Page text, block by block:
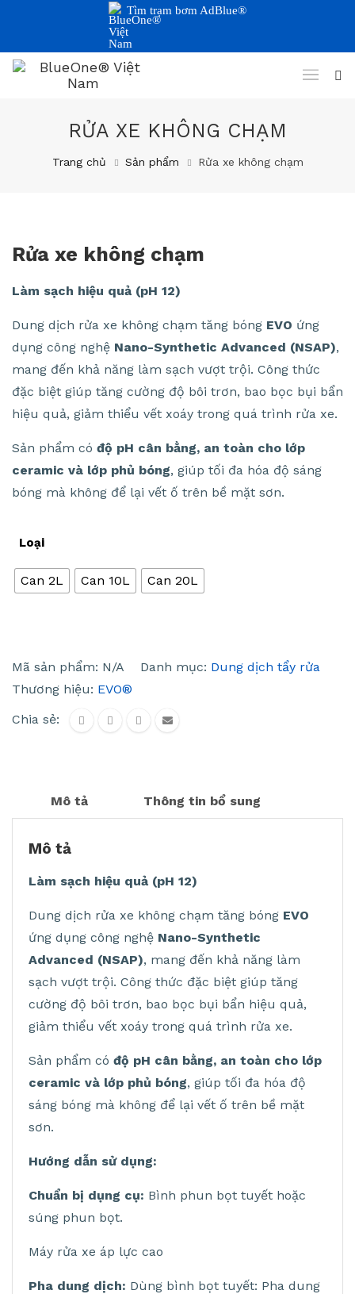
Tìm trạm bơm AdBlue®
RỬA XE KHÔNG CHẠM
Trang chủ Sản phẩm Rửa xe không chạm
Rửa xe không chạm
Làm sạch hiệu quả (pH 12)
Dung dịch rửa xe không chạm tăng bóng EVO ứng
dụng công nghệ Nano-Synthetic Advanced (NSAP),
mang đến khả năng làm sạch vượt trội. Công thức
đặc biệt giúp tăng cường độ bôi trơn, bao bọc bụi bẩn
hiệu quả, giảm thiểu vết xoáy trong quá trình rửa xe.
Sản phẩm có độ pH cân bằng, an toàn cho lớp
ceramic và lớp phủ bóng, giúp tối đa hóa độ sáng
bóng mà không để lại vết ố trên bề mặt sơn.
Loại
Can 2L Can 10L Can 20L
Mã sản phẩm: N/A Danh mục: Dung dịch tẩy rửa
Thương hiệu: EVO®
Chia sẻ:
Mô tả Thông tin bổ sung
Mô tả
Làm sạch hiệu quả (pH 12)
Dung dịch rửa xe không chạm tăng bóng EVO
ứng dụng công nghệ Nano-Synthetic
Advanced (NSAP), mang đến khả năng làm
sạch vượt trội. Công thức đặc biệt giúp tăng
cường độ bôi trơn, bao bọc bụi bẩn hiệu quả,
giảm thiểu vết xoáy trong quá trình rửa xe.
Sản phẩm có độ pH cân bằng, an toàn cho lớp
ceramic và lớp phủ bóng, giúp tối đa hóa độ
sáng bóng mà không để lại vết ố trên bề mặt
sơn.
Hướng dẫn sử dụng:
Chuẩn bị dụng cụ: Bình phun bọt tuyết hoặc
súng phun bọt.
Máy rửa xe áp lực cao
Pha dung dịch: Dùng bình bọt tuyết: Pha dung